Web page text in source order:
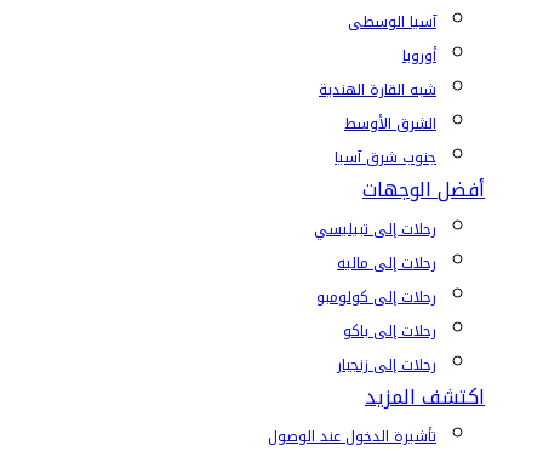
آسيا الوسطى
أوروبا
شبه القارة الهندية
الشرق الأوسط
جنوب شرق آسيا
أفضل الوجهات
رحلات إلى تبيليسي
رحلات إلى ماليه
رحلات إلى كولومبو
رحلات إلى باكو
رحلات إلى زنجبار
اكتشف المزيد
تأشيرة الدخول عند الوصول